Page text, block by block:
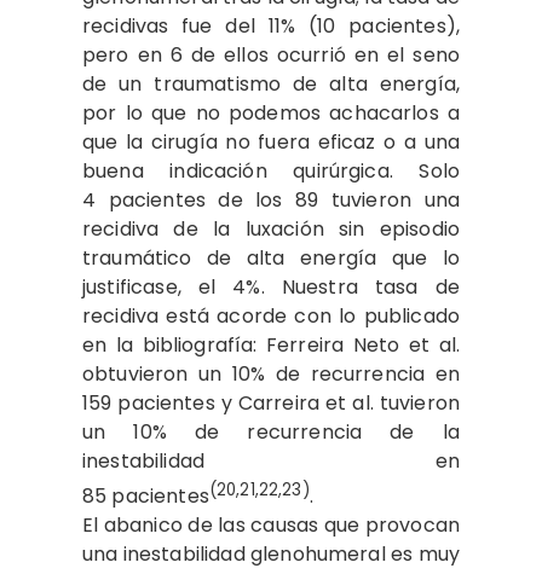
recidivas fue del 11% (10 pacientes),
pero en 6 de ellos ocurrió en el seno
de un traumatismo de alta energía,
por lo que no podemos achacarlos a
que la cirugía no fuera eficaz o a una
buena indicación quirúrgica. Solo
4 pacientes de los 89 tuvieron una
recidiva de la luxación sin episodio
traumático de alta energía que lo
justificase, el 4%. Nuestra tasa de
recidiva está acorde con lo publicado
en la bibliografía: Ferreira Neto et al.
obtuvieron un 10% de recurrencia en
159 pacientes y Carreira et al. tuvieron
un 10% de recurrencia de la
inestabilidad en
85 pacientes(20,21,22,23).
El abanico de las causas que provocan
una inestabilidad glenohumeral es muy